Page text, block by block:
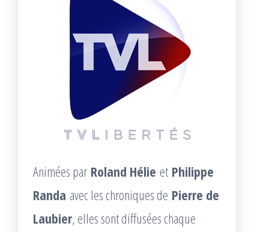
Animées par Roland Hélie et Philippe
Randa avec les chroniques de Pierre de
Laubier, elles sont diffusées chaque